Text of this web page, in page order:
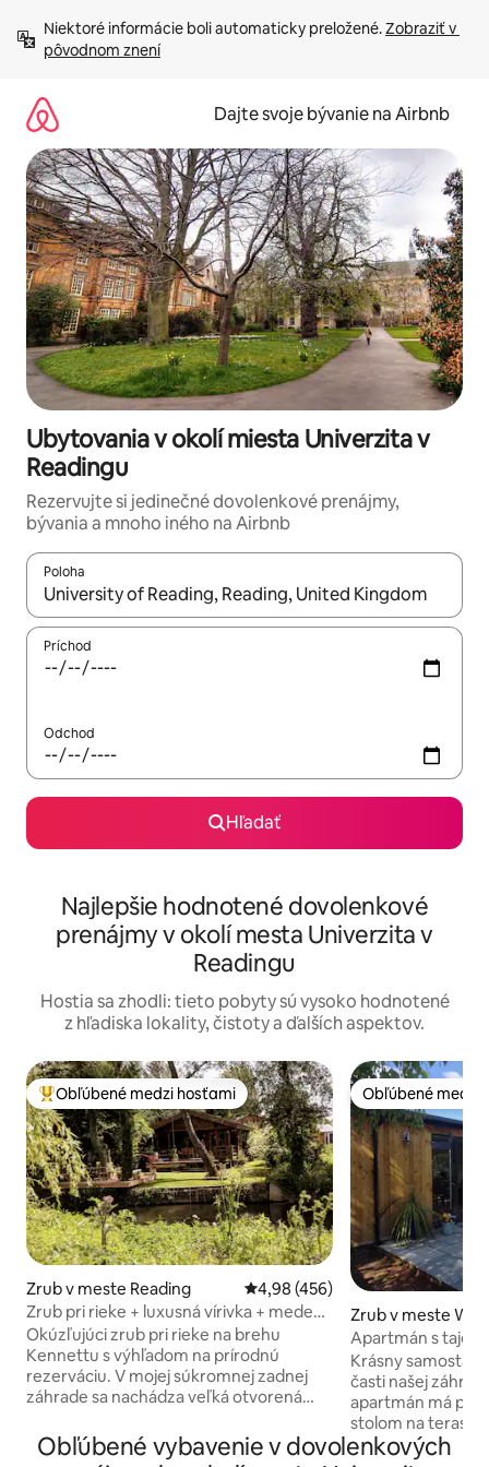
obsah.
Niektoré informácie boli automaticky preložené. Zobraziť v
pôvodnom znení
Dajte svoje bývanie na Airbnb
Ubytovania v okolí miesta Univerzita v
Readingu
Rezervujte si jedinečné dovolenkové prenájmy,
bývania a mnoho iného na Airbnb
Poloha
Keď budú výsledky k dispozícii, môžete si ich prechádzať
Príchod
Odchod
Hľadať
Najlepšie hodnotené dovolenkové
prenájmy v okolí mesta Univerzita v
Readingu
Hostia sa zhodli: tieto pobyty sú vysoko hodnotené
z hľadiska lokality, čistoty a ďalších aspektov.
Najobľúbenejšie medzi hosťami
Obľúbené medzi hosťami
Zrub v meste Reading Priemerné ohodnotenie 4,98 z
4,98 (456)
Zrub pri rieke + luxusná vírivka + medený
kúpeľ
Okúzľujúci zrub pri rieke na brehu
Kennettu s výhľadom na prírodnú
rezerváciu. V mojej súkromnej zadnej
záhrade sa nachádza veľká otvorená
osoby, bridlicovým biliardovým stolom a
Hi-Fi systémom. K dispozícii je luxusná
Obľúbené medzi
Obľúbené medzi
Zrub v meste
Apartmán s
Krásny
časti našej
apartmán má
stolom na terase
je veľká otvorená
Obľúbené vybavenie v dovolenkových